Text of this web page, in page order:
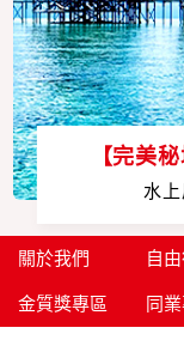
【完美
水
關於我們 自
金質獎專區 同